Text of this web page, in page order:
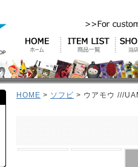
HOME > ソフビ > ウアモウ ///